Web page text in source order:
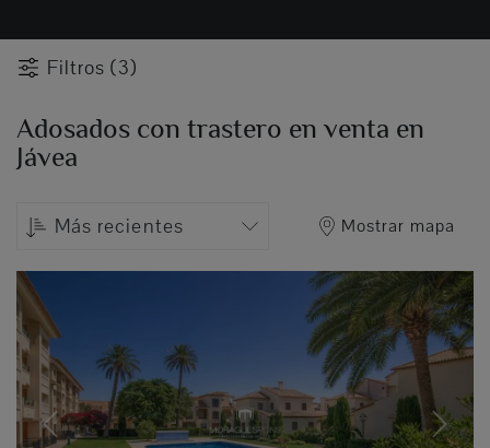
Filtros (3)
Adosados con trastero en venta en
Jávea
Más recientes Mostrar mapa
Previous Next